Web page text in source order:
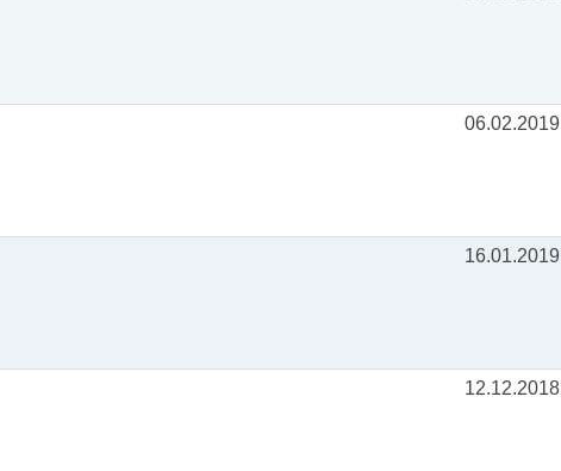
06.02.2019
16.01.2019
12.12.2018